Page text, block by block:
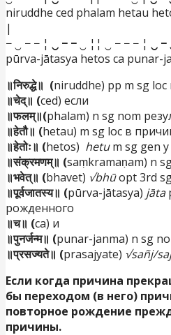
niruddhe ced phalam hetau
|
− ‿ − − ¦ ‿ − − ‿ ¦¦ ‿ − − − ¦ ‿ −
pūrva-jātasya hetos ca
॥निरुद्धे॥ (niruddhe) pp m sg
॥चेद्॥ (ced) если
॥फलम्॥(phalam) n sg nom
॥हेतौ॥ (hetau) m sg loc в
॥हेतोः॥ (hetos) hetum sg gen
॥संक्रमणम्॥ (saṃkramaṇam) n
॥भवेत्॥ (bhavet) √bhūopt 3rd
॥पूर्वजातस्य॥ (pūrva-jātasya) jāta
рожденного
॥च॥ (ca) и
॥पुनर्जन्म॥ (punar-janma) n sg
॥प्रसज्यते॥ (prasajyate) √sañj/
Если когда причина
бы переходом (в него)
повторное рождение
причины.